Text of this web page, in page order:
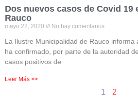
Dos nuevos casos de Covid 19
Rauco
mayo 22, 2020 No hay comentarios
La Ilustre Municipalidad de Rauco informa
ha confirmado, por parte de la autoridad
casos positivos de
Leer Más >>
1 2